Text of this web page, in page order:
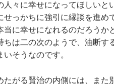
々に幸せになってほしいと
っかちに強引に縁談を進め
に幸せになれるのだろうか
ちは二の次のようで、油断す
そうなのです。
がる賢治の内側には、また